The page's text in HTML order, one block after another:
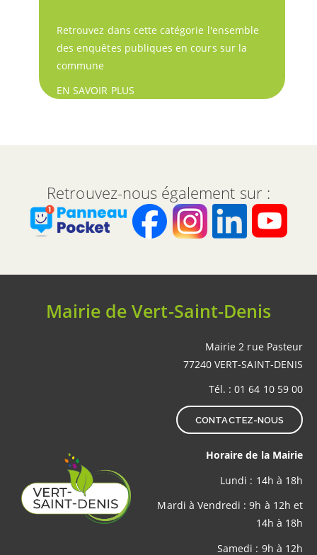
Retrouvez dans cette catégorie l'ensemble
des enquêtes publiques en cours sur la
commune
EN SAVOIR PLUS
Retrouvez-nous également sur :
Mairie de Vert-Saint-Denis
Mairie 2 rue Pasteur
77240 VERT-SAINT-DENIS
Tél. : 01 64 10 59 00
CONTACTEZ-NOUS
Horaire de la Mairie
Lundi : 14h à 18h
Mardi à Vendredi : 9h à 12h et
14h à 18h
Samedi : 9h à 12h